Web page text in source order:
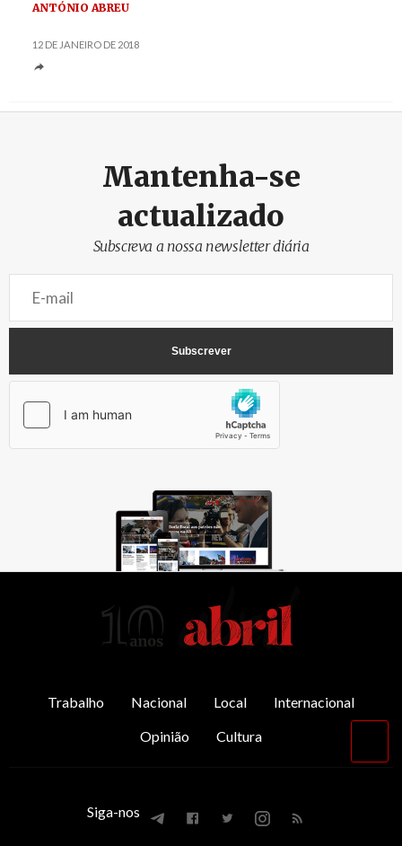
ANTÓNIO ABREU
12 DE JANEIRO DE 2018
Mantenha-se
actualizado
Subscreva a nossa newsletter diária
Trabalho Nacional Local
Internacional
Opinião
Cultura
Siga-nos